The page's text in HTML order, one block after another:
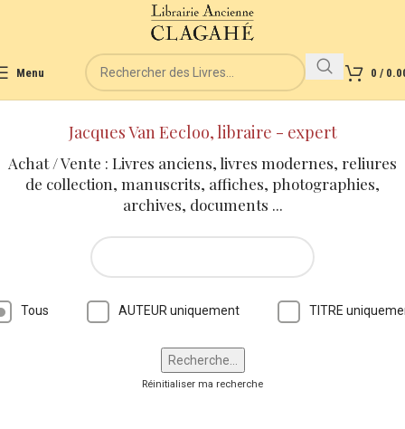
Menu 0 /
Jacques Van Eecloo, libraire - expert
Achat / Vente : Livres anciens, livres modernes, reliures
de collection, manuscrits, affiches, photographies,
archives, documents ...
Tous AUTEUR uniquement TITRE
Réinitialiser ma recherche